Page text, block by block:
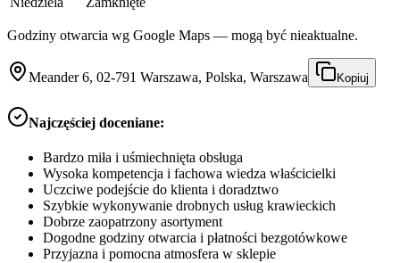
Godziny otwarcia wg Google Maps — mogą być nieaktualne.
Meander 6, 02-791 Warszawa, Polska, Warszawa Kopiuj
Najczęściej doceniane:
Bardzo miła i uśmiechnięta obsługa
Wysoka kompetencja i fachowa wiedza właścicielki
Uczciwe podejście do klienta i doradztwo
Szybkie wykonywanie drobnych usług krawieckich
Dobrze zaopatrzony asortyment
Dogodne godziny otwarcia i płatności bezgotówkowe
Przyjazna i pomocna atmosfera w sklepie